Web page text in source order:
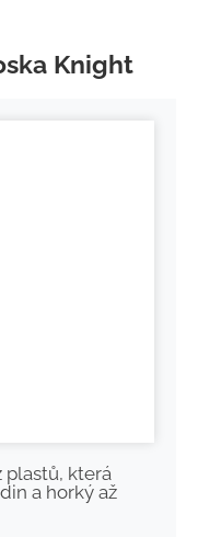
Knight
plastů, která
a horký až